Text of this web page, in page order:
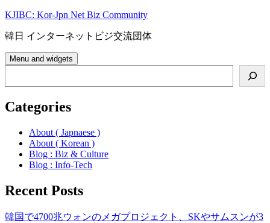
Skip
content
KJIBC: Kor-Jpn Net Biz Community
韓日 インターネットビジ交流団体
Menu and widgets
Categories
About ( Japnaese )
About ( Korean )
Blog : Biz & Culture
Blog : Info-Tech
Recent Posts
韓国で4700兆ウォンのメガプロジェクト、SKやサムスンが3